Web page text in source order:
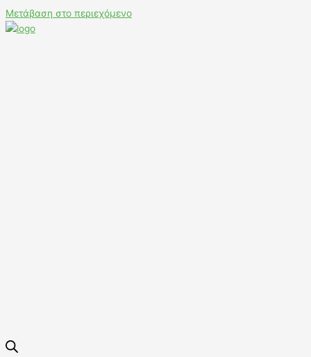
Μετάβαση στο περιεχόμενο